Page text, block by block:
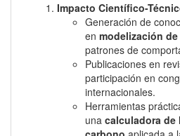
Impacto Científico-
Generación de
en modelización
patrones de
Publicaciones en
participación en
internacionales.
Herramientas
una calculadora de